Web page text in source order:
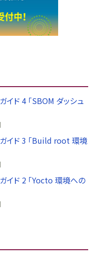
イド 4 「SBOM ダッシュ
イド 3 「Build root 環境
イド 2 「Yocto 環境への